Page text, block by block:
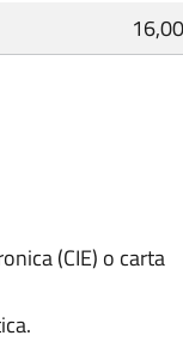
(CIE) o carta